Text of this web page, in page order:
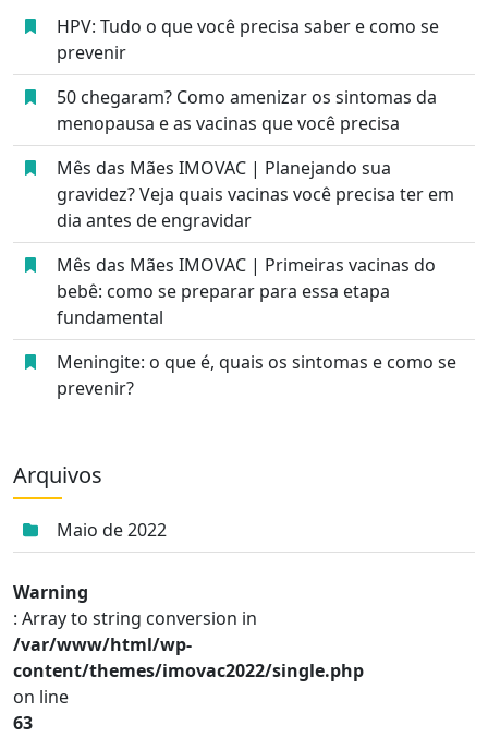
HPV: Tudo o que você precisa saber e como se
prevenir
50 chegaram? Como amenizar os sintomas da
menopausa e as vacinas que você precisa
Mês das Mães IMOVAC | Planejando sua
gravidez? Veja quais vacinas você precisa ter em
dia antes de engravidar
Mês das Mães IMOVAC | Primeiras vacinas do
bebê: como se preparar para essa etapa
fundamental
Meningite: o que é, quais os sintomas e como se
prevenir?
Arquivos
Maio de 2022
Warning
: Array to string conversion in
/var/www/html/wp-
content/themes/imovac2022/single.php
on line
63